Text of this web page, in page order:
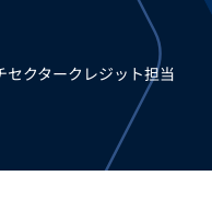
セクタークレジット担当